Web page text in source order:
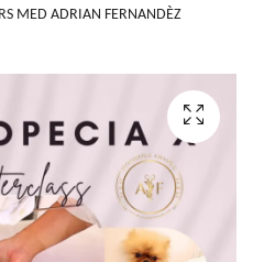
MED ADRIAN FERNANDÈZ